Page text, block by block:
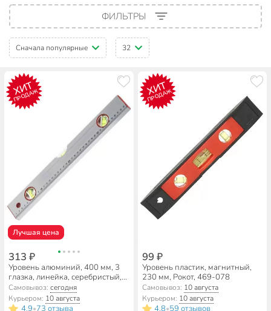
ФИЛЬТРЫ
Сначала популярные 32
ХИТ
ПРОДАЖ
Лучшая цена
313 ₽
Уровень алюминий, 400 мм, 3
глазка, линейка, серебристый,
Bartex, №0004, HJ-88B
Самовывоз:сегодня
Курьером: 10 августа
4.9•73 отзыва
ХИТ
ПРОДАЖ
99 ₽
Уровень пластик, магнитный,
230 мм, Рокот, 469-078
Самовывоз: 10 августа
Курьером: 10 августа
4.8•59 отзывов